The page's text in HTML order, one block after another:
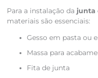
Para a instalação da junta
materiais são essenciais:
Gesso em pasta ou
Massa para
Fita de junta